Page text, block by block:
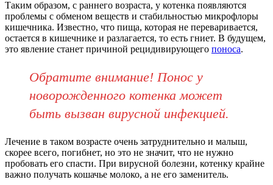
Таким образом, с раннего возраста, у котенка появляются
проблемы с обменом веществ и стабильностью микрофлоры
кишечника. Известно, что пища, которая не переваривается,
остается в кишечнике и разлагается, то есть гниет. В будущем,
это явление станет причиной рецидивирующего поноса.
Обратите внимание! Понос у
новорожденного котенка может
быть вызван вирусной инфекцией.
Лечение в таком возрасте очень затруднительно и малыш,
скорее всего, погибнет, но это не значит, что не нужно
пробовать его спасти. При вирусной болезни, котенку крайне
важно получать кошачье молоко, а не его заменитель.